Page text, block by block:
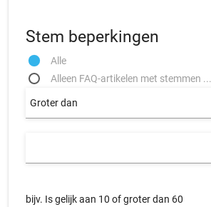
Stem beperkingen
Alle
Alleen FAQ-artikelen met stemmen ...
bijv. Is gelijk aan 10 of groter dan 60